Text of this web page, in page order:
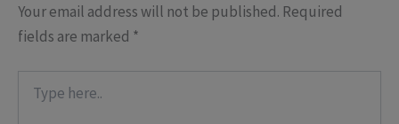
Your email address will not be published. Required
fields are marked *
here..